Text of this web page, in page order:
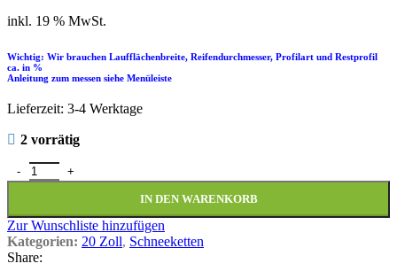
inkl. 19 % MwSt.
Wichtig: Wir brauchen Laufflächenbreite, Reifendurchmesser, Profilart und Restprofil
ca. in %
Anleitung zum messen siehe Menüleiste
Lieferzeit: 3-4 Werktage
2 vorrätig
1 Paar Schneeketten 9.00-20 Zwilling Pewag A291S 7mm Menge
IN DEN WARENKORB
Zur Wunschliste hinzufügen
Kategorien: 20 Zoll, Schneeketten
Share: